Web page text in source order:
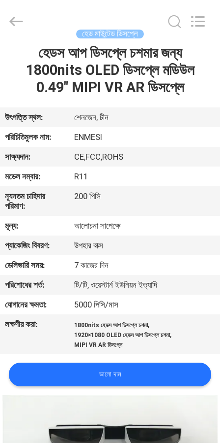
আমাদের
সম্পর্কে
কারখানা
ভ্রমণ
নিয়ন্ত্রণ
খবর
উদ্ধৃতির
আবেদন
Technology
হেড মাউন্টেড ডিসপ্লে
হেডস আপ ডিসপ্লে চশমার জন্য
1800nits OLED ডিসপ্লে মডিউল
0.49" MIPI VR AR ডিসপ্লে
উৎপত্তি স্থল:
শেনজেন, চীন
পরিচিতিমুলক নাম:
ENMESI
সাক্ষ্যদান:
CE,FCC,ROHS
মডেল নম্বার:
R11
ন্যূনতম চাহিদার
পরিমাণ:
200 পিসি
মূল্য:
আলোচনা সাপেক্ষে
প্যাকেজিং বিবরণ:
উপহার বাক্স
ডেলিভারি সময়:
7 কাজের দিন
পরিশোধের শর্ত:
টি/টি, ওয়েস্টার্ন ইউনিয়ন ইত্যাদি
যোগানের ক্ষমতা:
5000 পিসি/মাস
লক্ষণীয় করা:
1800nits হেডস আপ ডিসপ্লে চশমা,
1920×1080 OLED হেডস আপ ডিসপ্লে চশমা,
MIPI VR AR ডিসপ্লে
ভালো দাম